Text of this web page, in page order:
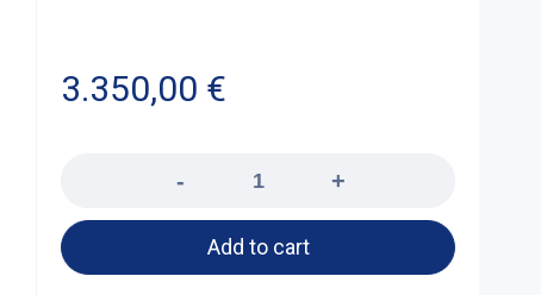
3.350,00 €
Add to cart